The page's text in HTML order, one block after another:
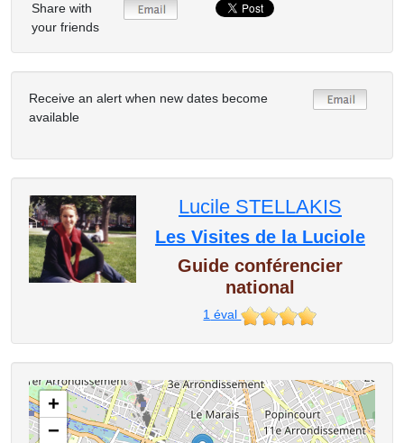
Share with
your friends
Receive an alert when new dates become
available
Lucile STELLAKIS
Les Visites de la Luciole
Guide conférencier
national
1 éval
+
−